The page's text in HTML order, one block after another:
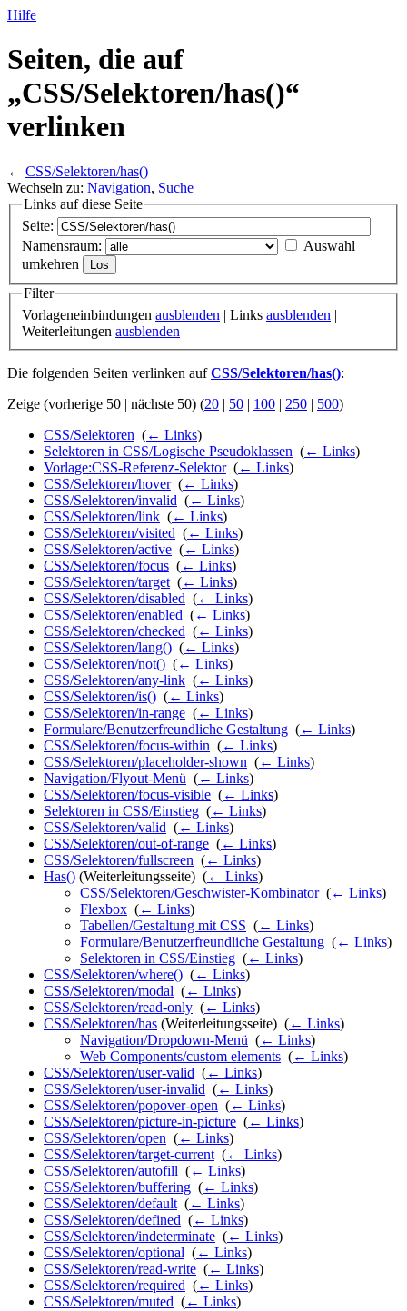
Hilfe
Seiten, die auf
„CSS/Selektoren/has()“
verlinken
← CSS/Selektoren/has()
Wechseln zu: Navigation, Suche
Links auf diese Seite
Seite:
Namensraum:
Auswahl
umkehren
Filter
Vorlageneinbindungen ausblenden | Links ausblenden |
Weiterleitungen ausblenden
Die folgenden Seiten verlinken aufCSS/Selektoren/has():
Zeige (vorherige 50 | nächste 50) (20 | 50 | 100 | 250 | 500)
CSS/Selektoren (← Links)
Selektoren in CSS/Logische Pseudoklassen (← Links)
Vorlage:CSS-Referenz-Selektor‎ (← Links)
CSS/Selektoren/hover‎ (← Links)
CSS/Selektoren/invalid (← Links)
CSS/Selektoren/link (← Links)
CSS/Selektoren/visited (← Links)
CSS/Selektoren/active (← Links)
CSS/Selektoren/focus (← Links)
CSS/Selektoren/target (← Links)
CSS/Selektoren/disabled (← Links)
CSS/Selektoren/enabled (← Links)
CSS/Selektoren/checked (← Links)
CSS/Selektoren/lang() (← Links)
CSS/Selektoren/not() (← Links)
CSS/Selektoren/any-link (← Links)
CSS/Selektoren/is() (← Links)
CSS/Selektoren/in-range (← Links)
Formulare/Benutzerfreundliche Gestaltung (← Links)
CSS/Selektoren/focus-within (← Links)
CSS/Selektoren/placeholder-shown (← Links)
Navigation/Flyout-Menü (← Links)
CSS/Selektoren/focus-visible (← Links)
Selektoren in CSS/Einstieg (← Links)
CSS/Selektoren/valid (← Links)
CSS/Selektoren/out-of-range (← Links)
CSS/Selektoren/fullscreen (← Links)
Has() (Weiterleitungsseite) ‎ (← Links)
CSS/Selektoren/Geschwister-Kombinator‎ (← Links)
Flexbox (← Links)
Tabellen/Gestaltung mit CSS (← Links)
Formulare/Benutzerfreundliche Gestaltung (← Links)
Selektoren in CSS/Einstieg (← Links)
CSS/Selektoren/where() (← Links)
CSS/Selektoren/modal (← Links)
CSS/Selektoren/read-only (← Links)
CSS/Selektoren/has (Weiterleitungsseite) ‎ (← Links)
Navigation/Dropdown-Menü (← Links)
Web Components/custom elements (← Links)
CSS/Selektoren/user-valid (← Links)
CSS/Selektoren/user-invalid (← Links)
CSS/Selektoren/popover-open (← Links)
CSS/Selektoren/picture-in-picture (← Links)
CSS/Selektoren/open (← Links)
CSS/Selektoren/target-current (← Links)
CSS/Selektoren/autofill (← Links)
CSS/Selektoren/buffering (← Links)
CSS/Selektoren/default (← Links)
CSS/Selektoren/defined (← Links)
CSS/Selektoren/indeterminate (← Links)
CSS/Selektoren/optional (← Links)
CSS/Selektoren/read-write (← Links)
CSS/Selektoren/required (← Links)
CSS/Selektoren/muted (← Links)